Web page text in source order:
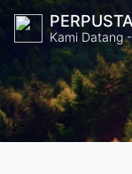
Kami Datang